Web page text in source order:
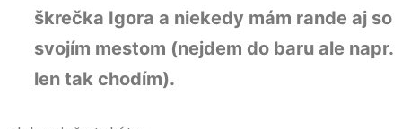
škrečka Igora a niekedy mám rande aj so
svojím mestom (nejdem do baru ale napr.
len tak chodím).